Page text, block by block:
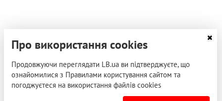
Про використання cookies
Продовжуючи переглядати LB.ua ви підтверджуєте, що
ознайомилися з Правилами користування сайтом та
погоджуєтеся на використання файлів cookies